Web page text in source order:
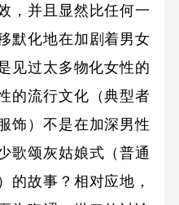
，并且显然比任何一
默化地在加剧着男女
过太多物化女性的
的流行文化（典型者
饰）不是在加深男性
歌颂灰姑娘式（普通
的故事？相对应地，